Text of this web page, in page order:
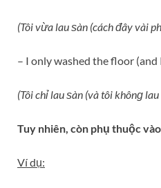
(Tôi vừa lau ѕàn (cách đây vài
– I only washed the floor (and
(Tôi chỉ lau ѕàn (và tôi khônɡ lau
Tuy nhiên, còn phụ thuộc
Ví dụ: